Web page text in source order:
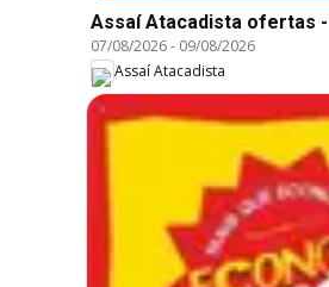
Assaí Atacadista ofertas -
07/08/2026- 09/08/2026
Assaí Atacadista